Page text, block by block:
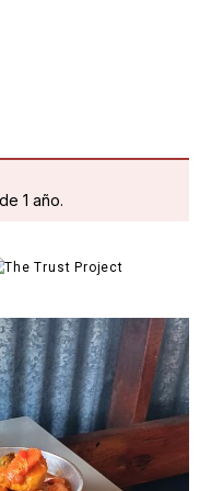
1 año.